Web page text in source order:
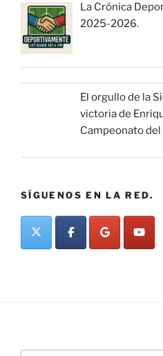
La Crónica
2025-2026.
El orgullo de la
victoria de
Campeonato
SÍGUENOS EN LA RED.